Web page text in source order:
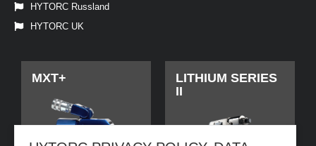
HYTORC Russland
HYTORC UK
MXT+
LITHIUM SERIES
II